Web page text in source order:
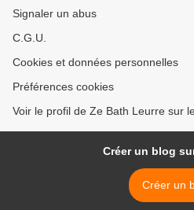
Signaler un abus
C.G.U.
Cookies et données personnelles
Préférences cookies
Voir le profil de Ze Bath Leurre sur
Créer un blog
Créer un